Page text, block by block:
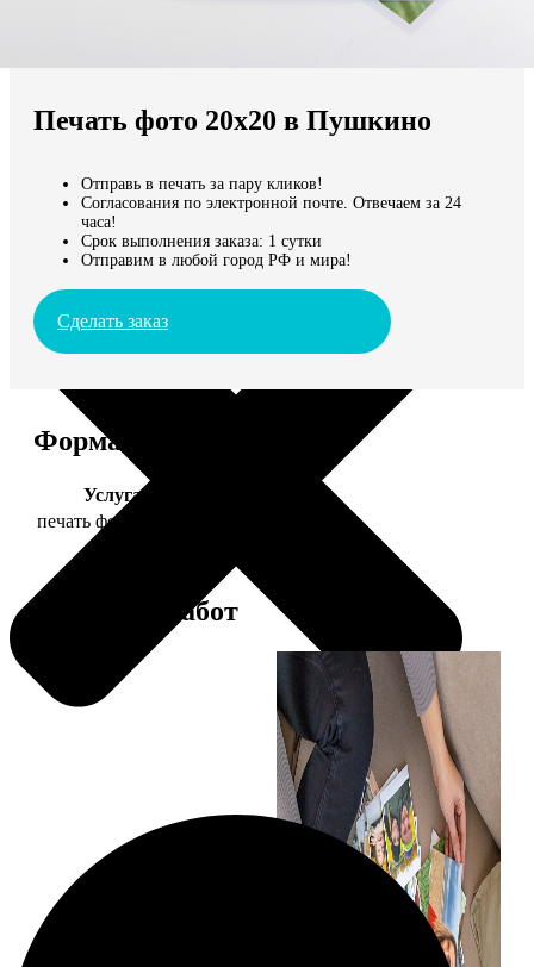
Мы доставляем по всему миру
Продолжить без города
Печать фото 20х20 в Пушкино
Отправь в печать за пару кликов!
Согласования по электронной почте. Отвечаем за 24
часа!
Срок выполнения заказа: 1 сутки
Отправим в любой город РФ и мира!
Сделать заказ
Форматы и цены
Услуга
печать фото 20х20
Примеры работ